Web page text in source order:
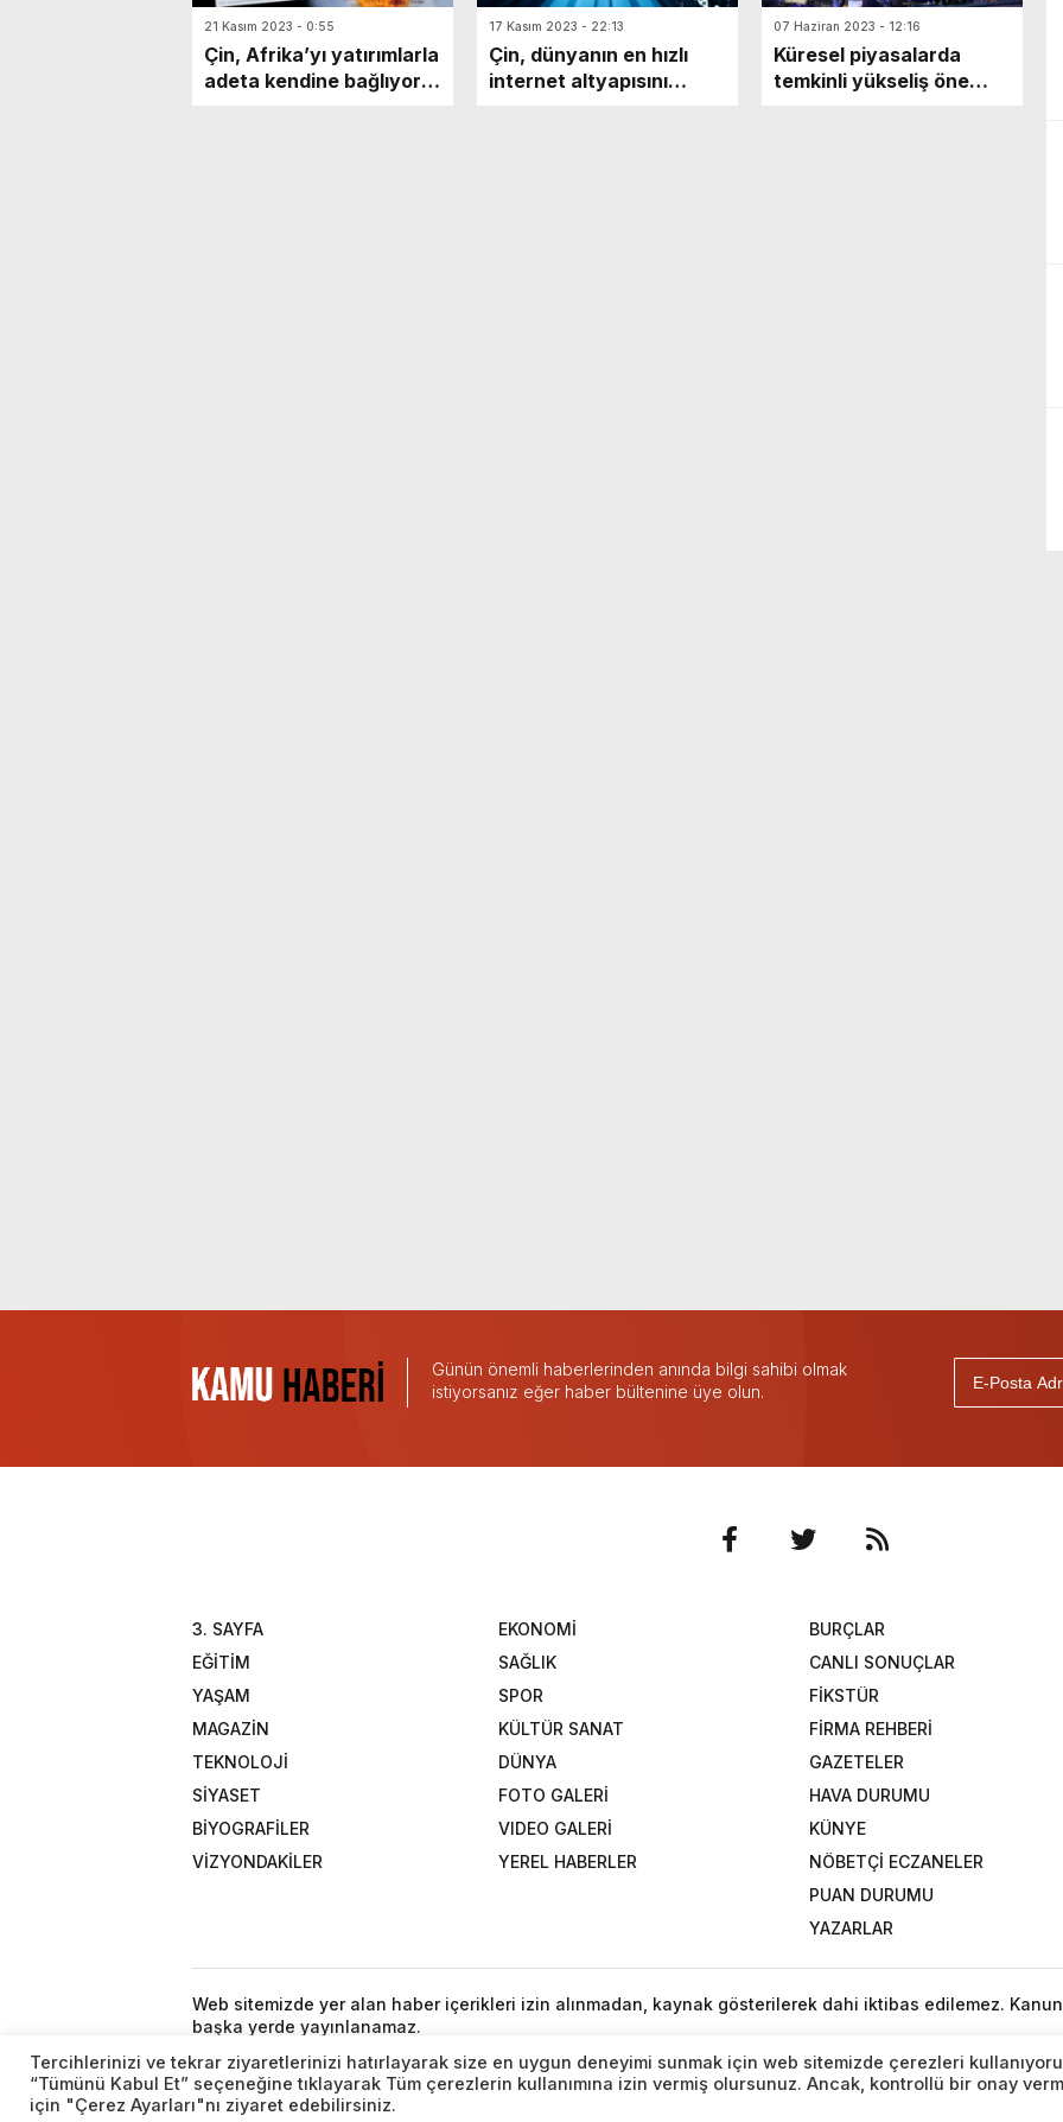
21 Kasım 2023 - 0:55
Çin, Afrika’yı yatırımlarla
adeta kendine bağlıyor!
17 Kasım 2023 - 22:13
Çin, dünyanın en hızlı
internet altyapısını
07 Haziran 2023 - 12:16
Küresel piyasalarda
temkinli yükseliş öne
Günün önemli haberlerinden anında bilgi sahibi olmak
istiyorsanız eğer haber bültenine üye olun.
3. SAYFA
EKONOMİ
EĞİTİM
SAĞLIK
YAŞAM
SPOR
MAGAZİN
KÜLTÜR SANAT
TEKNOLOJİ
DÜNYA
SİYASET
FOTO GALERİ
BİYOGRAFİLER
VIDEO GALERİ
VİZYONDAKİLER
YEREL HABERLER
BURÇLAR
CANLI SONUÇLAR
FİKSTÜR
FİRMA REHBERİ
GAZETELER
HAVA DURUMU
KÜNYE
NÖBETÇİ ECZANELER
PUAN DURUMU
YAZARLAR
Web sitemizde yer alan haber içerikleri izin alınmadan, kaynak gösterilerek dahi iktibas edilemez.
başka yerde yayınlanamaz.
Tercihlerinizi ve tekrar ziyaretlerinizi hatırlayarak size en uygun deneyimi sunmak için web sitemizde çerezleri
“Tümünü Kabul Et” seçeneğine tıklayarak Tüm çerezlerin kullanımına izin vermiş olursunuz. Ancak, kontrollü bir onay
için "Çerez Ayarları"nı ziyaret edebilirsiniz.